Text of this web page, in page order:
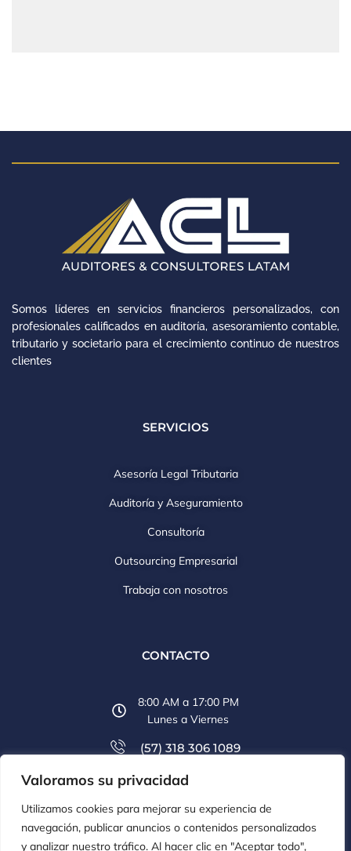
Valoramos su privacidad
Utilizamos cookies para mejorar su experiencia de
navegación, publicar anuncios o contenidos personalizados
y analizar nuestro tráfico. Al hacer clic en "Aceptar todo",
Somos líderes en servicios financieros personalizados, con
profesionales calificados en auditoría, asesoramiento contable,
tributario y societario para el crecimiento continuo de nuestros
clientes
SERVICIOS
Asesoría Legal Tributaria
Auditoría y Aseguramiento
Consultoría
Outsourcing Empresarial
Trabaja con nosotros
CONTACTO
8:00 AM a 17:00 PM
Lunes a Viernes
(57) 318 306 1089
(57) 607 6569 774
info@aclco.co